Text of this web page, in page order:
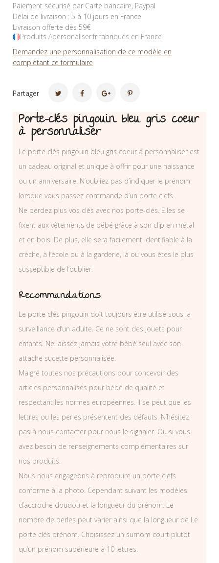
Paiement sécurisé par Carte bancaire, Paypal
Délai de livraison : 5 à 10 jours en France
Livraison offerte dès 59€
Produits Apersonaliser.fr fabriqués en France
Demandez une personnalisation de ce modèle en
completant ce formulaire
Partager
Porte-clés pingouin bleu gris coeur
à personnaliser
Le porte clés pingouin bleu gris coeur à personnaliser est
un cadeau original et unique à offrir pour une naissance
ou un anniversaire. N’oubliez pas d’indiquer le prénom
lorsque vous passez commande d’un porte clefs.
Ne perdez plus vos clés avec nos porte-clés. Elles se
fixent aux vêtements de bébé grâce à son clip en métal
et en bois. De plus, elle sera facilement identifiable à la
crèche, à l’école ou à la garderie, là ou vous êtes le plus
susceptible de l’oublier.
Recommandations
Le porte clés pingouin doit toujours être utilisé sous la
surveillance d’un adulte. Ce ne sont des jouets pour
enfants. Ne laissez jamais votre bébé seul avec son
attache sucette personnalisée.
Malgré toutes nos précautions pour concevoir des
articles personnalisés pour bébé de qualité et
respectant les normes européennes. Il se peut que les
lettres ou les perles présentent des défauts. N’hésitez
pas à nous contacter pour nous le signaler. Ou si vous
avez besoin de renseignements complémentaires sur
nos produits.
Nous nous engageons à reproduire un porte clefs
conforme à la photo. Cependant suivant les modèles
d’accroche doudou et la longueur du prénom. Le
nombre de perles peut varier ainsi que la longueur de Le
porte clés prénom. Choisissez un surnom court plutôt
qu’un prénom supérieure à 10 lettres.